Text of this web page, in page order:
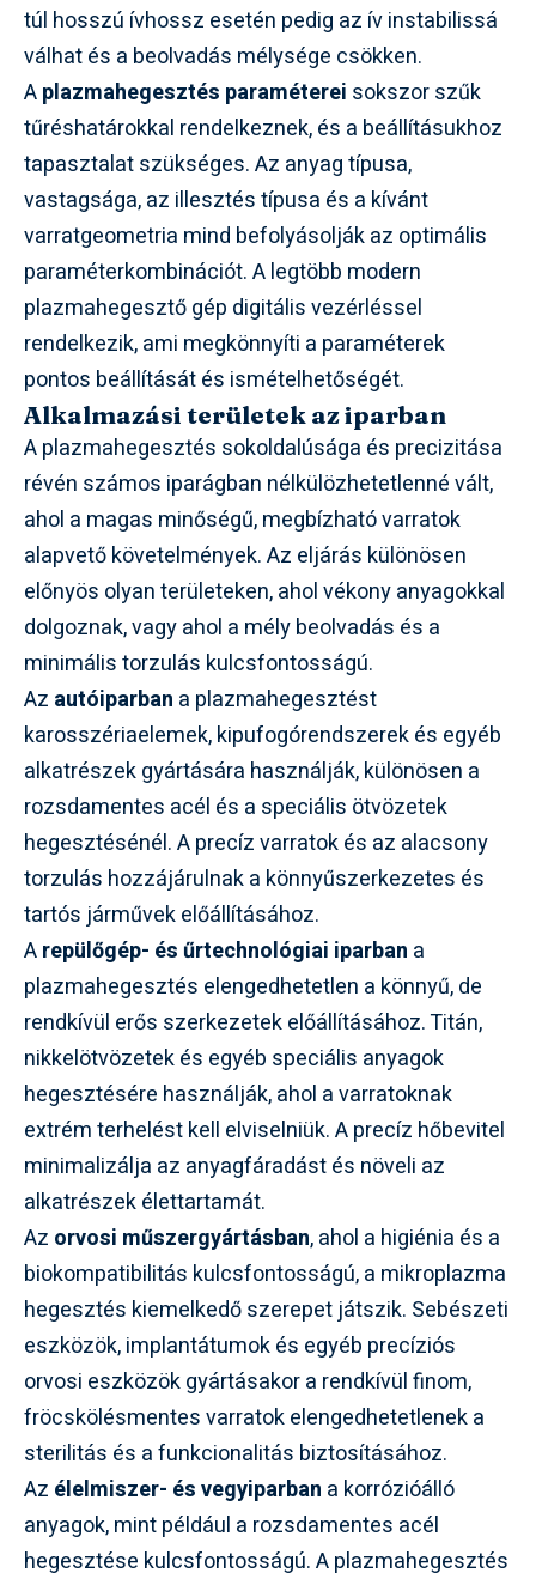
túl hosszú ívhossz esetén pedig az ív instabilissá
válhat és a beolvadás mélysége csökken.
Aplazmahegesztés paraméterei sokszor szűk
tűréshatárokkal rendelkeznek, és a beállításukhoz
tapasztalat szükséges. Az anyag típusa,
vastagsága, az illesztés típusa és a kívánt
varratgeometria mind befolyásolják az optimális
paraméterkombinációt. A legtöbb modern
plazmahegesztő gép digitális vezérléssel
rendelkezik, ami megkönnyíti a paraméterek
pontos beállítását és ismételhetőségét.
Alkalmazási területek az iparban
A plazmahegesztés sokoldalúsága és precizitása
révén számos iparágban nélkülözhetetlenné vált,
ahol a magas minőségű, megbízható varratok
alapvető követelmények. Az eljárás különösen
előnyös olyan területeken, ahol vékony anyagokkal
dolgoznak, vagy ahol a mély beolvadás és a
minimális torzulás kulcsfontosságú.
Az autóiparban a plazmahegesztést
karosszériaelemek, kipufogórendszerek és egyéb
alkatrészek gyártására használják, különösen a
rozsdamentes acél és a speciális ötvözetek
hegesztésénél. A precíz varratok és az alacsony
torzulás hozzájárulnak a könnyűszerkezetes és
tartós járművek előállításához.
Arepülőgép- és űrtechnológiai iparban a
plazmahegesztés elengedhetetlen a könnyű, de
rendkívül erős szerkezetek előállításához. Titán,
nikkelötvözetek és egyéb speciális anyagok
hegesztésére használják, ahol a varratoknak
extrém terhelést kell elviselniük. A precíz hőbevitel
minimalizálja az anyagfáradást és növeli az
alkatrészek élettartamát.
Az orvosi műszergyártásban, ahol a higiénia és a
biokompatibilitás kulcsfontosságú, a mikroplazma
hegesztés kiemelkedő szerepet játszik. Sebészeti
eszközök, implantátumok és egyéb precíziós
orvosi eszközök gyártásakor a rendkívül finom,
fröcskölésmentes varratok elengedhetetlenek a
sterilitás és a funkcionalitás biztosításához.
Az élelmiszer- és vegyiparban a korrózióálló
anyagok, mint például a rozsdamentes acél
hegesztése kulcsfontosságú. A plazmahegesztés